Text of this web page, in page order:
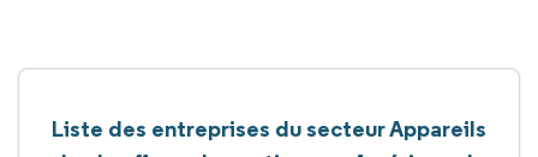
Liste des entreprises du secteur Appareils